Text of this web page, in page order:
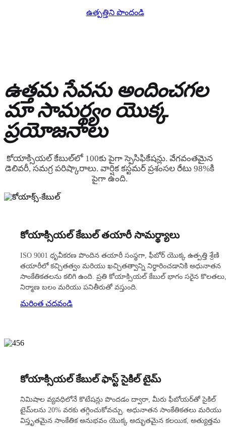
ఉత్పత్తిని పొందండి
ఉత్తమ సేవను అందించగల
మా సామర్థ్యం యొక్క
ప్రయోజనాలు
కోయాక్సియల్ కేబుల్‌లో 100కు పైగా స్పెసిఫికేషన్లు. వేగవంతమైన
డెలివరీ, సమగ్ర పరిష్కారాలు. వార్షిక కస్టమర్ ప్రశంసల రేటు 98%కి
పైగా ఉంది.
కోయాక్సియల్ కేబుల్ తయారీ సామర్థ్యాలు
ISO 9001 ధృవీకరణ పొందిన తయారీ సంస్థగా, ఫీబోర్ యొక్క ఉత్పత్తి శ్రేణి
తయారీలో కచ్చితత్వం మరియు ఖచ్చితత్వాన్ని నిర్ధారించడానికి అధునాతన
సాంకేతికతలను కలిగి ఉంది. ప్రతి కోయాక్సియల్ కేబుల్ భాగం సరైన కొలతలు,
నిర్మాణ బలం మరియు పనితీరుతో వస్తుంది.
మరింత చదవండి
కోయాక్సియల్ కేబుల్ ఫాస్ట్ సైకిల్ టైమ్
నిమిషాల వ్యవధిలోనే కొటేషన్లు పొందడం ద్వారా, మీరు ఫీబోయర్‌తో సైకిల్
టైమ్‌లను 20% వరకు తగ్గించుకోవచ్చు. అధునాతన సాంకేతికతలు మరియు
విస్తృతమైన సాంకేతిక అనుభవం యొక్క అద్భుతమైన కలయిక, అత్యుత్తమ